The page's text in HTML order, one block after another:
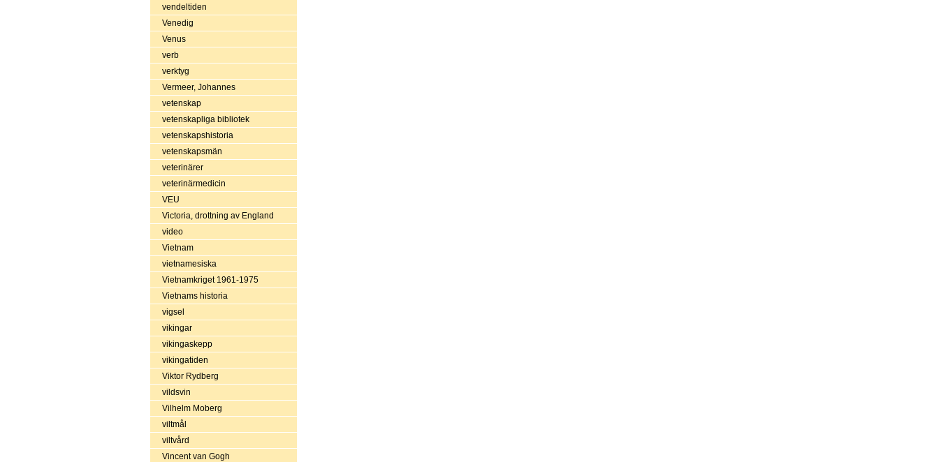
vendeltiden
Venedig
Venus
verb
verktyg
Vermeer, Johannes
vetenskap
vetenskapliga bibliotek
vetenskapshistoria
vetenskapsmän
veterinärer
veterinärmedicin
VEU
Victoria, drottning av England
video
Vietnam
vietnamesiska
Vietnamkriget 1961-1975
Vietnams historia
vigsel
vikingar
vikingaskepp
vikingatiden
Viktor Rydberg
vildsvin
Vilhelm Moberg
viltmål
viltvård
Vincent van Gogh